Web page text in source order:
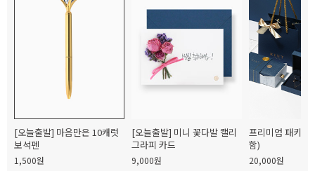
[오늘출발] 마음만은 10캐럿
보석펜
1,500원
[오늘출발] 미니 꽃다발 캘리
그라피 카드
9,000원
프리미엄 패키지
함)
20,000원